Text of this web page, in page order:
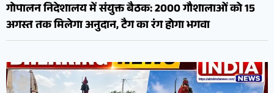
गोपालन निदेशालय में संयुक्त बैठक: 2000 गौशालाओं को 15
अगस्त तक मिलेगा अनुदान, टैग का रंग होगा भगवा